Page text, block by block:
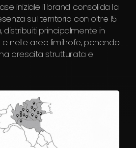
iniziale il brand consolida la
sul territorio con oltre 15
distribuiti principalmente in
e nelle aree limitrofe, ponendo
crescita strutturata e